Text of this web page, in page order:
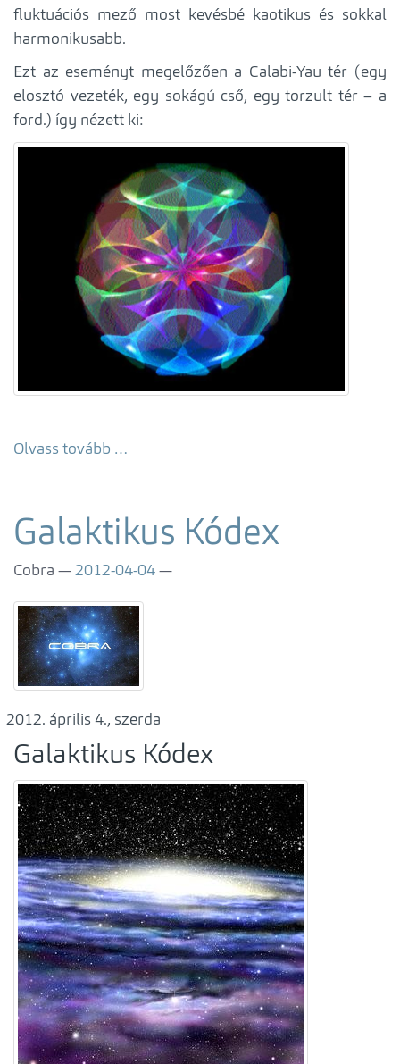
fluktuációs mező most kevésbé kaotikus és sokkal
harmonikusabb.
Ezt az eseményt megelőzően a Calabi-Yau tér (egy
elosztó vezeték, egy sokágú cső, egy torzult tér – a
ford.) így nézett ki:
Olvass tovább …
Galaktikus Kódex
Cobra 2012-04-04
április 4., szerda
Galaktikus Kódex